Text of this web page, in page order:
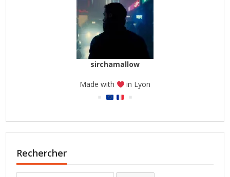
sirchamallow
Made with in Lyon
Rechercher